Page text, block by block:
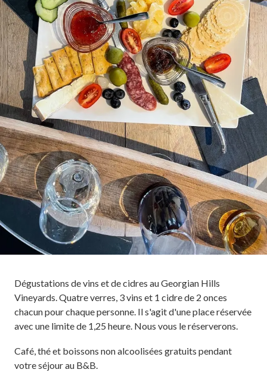
Dégustations de vins et de cidres au Georgian Hills
Vineyards. Quatre verres, 3 vins et 1 cidre de 2 onces
chacun pour chaque personne. Il s'agit d'une place réservée
avec une limite de 1,25 heure. Nous vous le réserverons.
Café, thé et boissons non alcoolisées gratuits pendant
votre séjour au B&B.